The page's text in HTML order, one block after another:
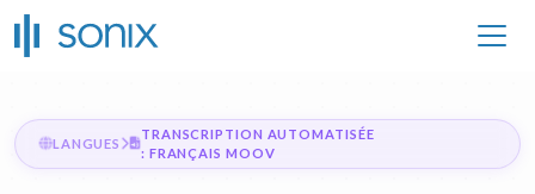
LANGUES
TRANSCRIPTION AUTOMATISÉE
: FRANÇAIS MOOV